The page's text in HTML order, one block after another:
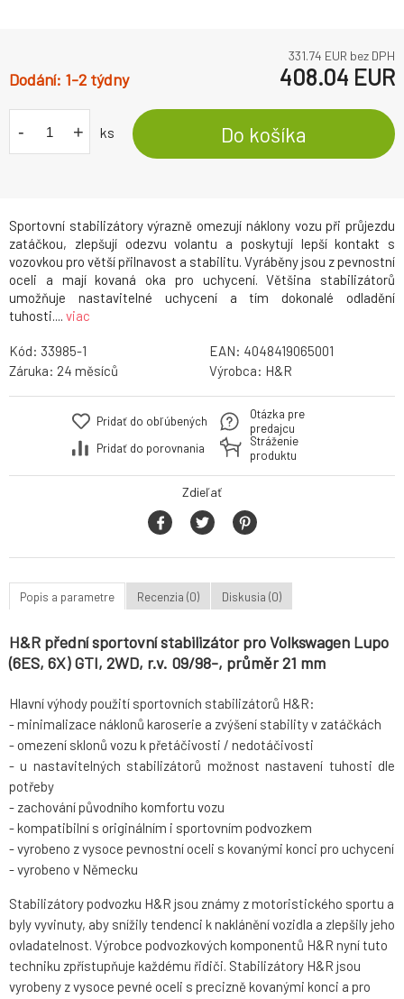
Sportovní stabilizátory výrazně omezují náklony vozu při průjezdu
zatáčkou, zlepšují odezvu volantu a poskytují lepší kontakt s
vozovkou pro větší přilnavost a stabilitu. Vyráběny jsou z pevnostní
oceli a mají kovaná oka pro uchycení. Většina stabilizátorů
umožňuje nastavitelné uchycení a tím dokonalé odladění
tuhosti.... viac
331.74 EUR bez DPH
1-2 týdny 408.04 EUR
- + ks Do košíka
Kód: 33985-1 EAN: 4048419065001
Záruka: 24 Výrobca: H&R
Pridať do obľúbených
Pridať do porovnania
Otázka pre
predajcu
Stráženie
produktu
Zdieľať
Popis a parametre Recenzia (0) Diskusia (0)
H&R přední sportovní stabilizátor pro Volkswagen Lupo
(6ES, 6X) GTI, 2WD, r.v. 09/98-, průměr 21 mm
Hlavní výhody použití sportovních stabilizátorů H&R:
- minimalizace náklonů karoserie a zvýšení stability v zatáčkách
- omezení sklonů vozu k přetáčivosti / nedotáčivosti
- u nastavitelných stabilizátorů možnost nastavení tuhosti dle
potřeby
- zachování původního komfortu vozu
- kompatibilní s originálním i sportovním podvozkem
- vyrobeno z vysoce pevnostní oceli s kovanými konci pro uchycení
- vyrobeno v Německu
Stabilizátory podvozku H&R jsou známy z motoristického sportu a
byly vyvinuty, aby snížily tendenci k naklánění vozidla a zlepšily jeho
ovladatelnost. Výrobce podvozkových komponentů H&R nyní tuto
techniku zpřístupňuje každému řidiči. Stabilizátory H&R jsou
vyrobeny z vysoce pevné oceli s precizně kovanými konci a pro